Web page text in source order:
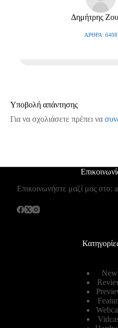
Δημήτρης
ΆΡΘΡΑ: 6408
Υποβολή απάντησης
Για να σχολιάσετε πρέπει να
Επικοινωνήστε μαζί μας στο: